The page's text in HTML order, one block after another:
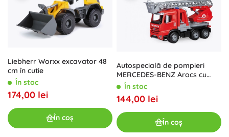
Liebherr Worxx excavator 48
cm în cutie
În stoc
174,00 lei
În coș
Autospecială de pompieri
MERCEDES-BENZ Arocs cu
scară și tun de apă
În stoc
144,00 lei
În coș